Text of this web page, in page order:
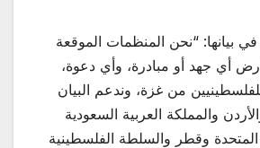
بيانها: “نحن المنظمات الموقعة
أي جهد أو مبادرة، وأي دعوة،
من غزة، وندعم البيان
والمملكة العربية السعودية
المتحدة وقطر والسلطة الفلسطينية